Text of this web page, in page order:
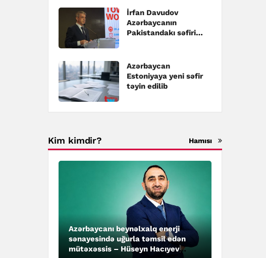
İrfan Davudov
Azərbaycanın
Pakistandakı səfiri
Azərbaycan
Estoniyaya yeni səfir
təyin edilib
Kim kimdir? Hamısı
Azərbaycanı beynəlxalq enerji
sənayesində uğurla təmsil edən
mütəxəssis – Hüseyn Hacıyev